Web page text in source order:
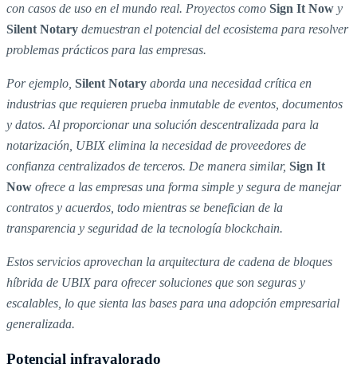
con casos de uso en el mundo real. Proyectos como Sign It Now y
Silent Notary demuestran el potencial del ecosistema para resolver
problemas prácticos para las empresas.
Por ejemplo, Silent Notary aborda una necesidad crítica en
industrias que requieren prueba inmutable de eventos, documentos
y datos. Al proporcionar una solución descentralizada para la
notarización, UBIX elimina la necesidad de proveedores de
confianza centralizados de terceros. De manera similar, Sign It
Now ofrece a las empresas una forma simple y segura de manejar
contratos y acuerdos, todo mientras se benefician de la
transparencia y seguridad de la tecnología blockchain.
Estos servicios aprovechan la arquitectura de cadena de bloques
híbrida de UBIX para ofrecer soluciones que son seguras y
escalables, lo que sienta las bases para una adopción empresarial
generalizada.
Potencial infravalorado